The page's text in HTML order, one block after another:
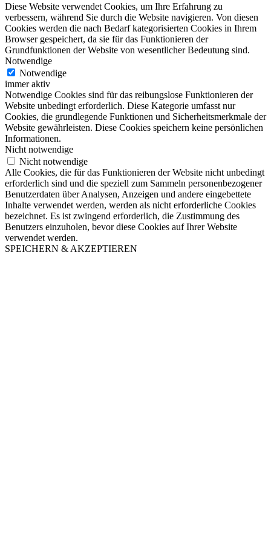
Diese Website verwendet Cookies, um Ihre Erfahrung zu
verbessern, während Sie durch die Website navigieren. Von diesen
Cookies werden die nach Bedarf kategorisierten Cookies in Ihrem
Browser gespeichert, da sie für das Funktionieren der
Grundfunktionen der Website von wesentlicher Bedeutung sind.
Notwendige
Notwendige
immer aktiv
Notwendige Cookies sind für das reibungslose Funktionieren der
Website unbedingt erforderlich. Diese Kategorie umfasst nur
Cookies, die grundlegende Funktionen und Sicherheitsmerkmale der
Website gewährleisten. Diese Cookies speichern keine persönlichen
Informationen.
Nicht notwendige
Nicht notwendige
Alle Cookies, die für das Funktionieren der Website nicht unbedingt
erforderlich sind und die speziell zum Sammeln personenbezogener
Benutzerdaten über Analysen, Anzeigen und andere eingebettete
Inhalte verwendet werden, werden als nicht erforderliche Cookies
bezeichnet. Es ist zwingend erforderlich, die Zustimmung des
Benutzers einzuholen, bevor diese Cookies auf Ihrer Website
verwendet werden.
SPEICHERN & AKZEPTIEREN